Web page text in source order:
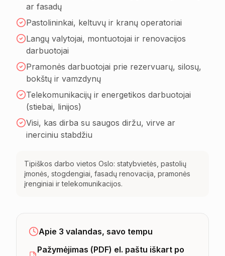
ar fasadų
Pastolininkai, keltuvų ir kranų operatoriai
Langų valytojai, montuotojai ir renovacijos
darbuotojai
Pramonės darbuotojai prie rezervuarų, silosų,
bokštų ir vamzdynų
Telekomunikacijų ir energetikos darbuotojai
(stiebai, linijos)
Visi, kas dirba su saugos diržu, virve ar
inerciniu stabdžiu
Tipiškos darbo vietos Oslo: statybvietės, pastolių
įmonės, stogdengiai, fasadų renovacija, pramonės
įrenginiai ir telekomunikacijos.
Apie 3 valandas, savo tempu
Pažymėjimas (PDF) el. paštu iškart po